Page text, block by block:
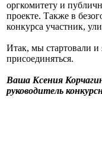
оргкомитету и
проекте. Также в
конкурса участник,
Итак, мы стартовали
присоединяться.
Ваша Ксения
руководитель